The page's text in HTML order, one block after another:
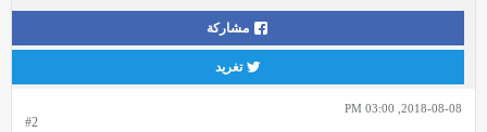
مشاركة
تغريد
#2
2018-08-08, 03:00 PM